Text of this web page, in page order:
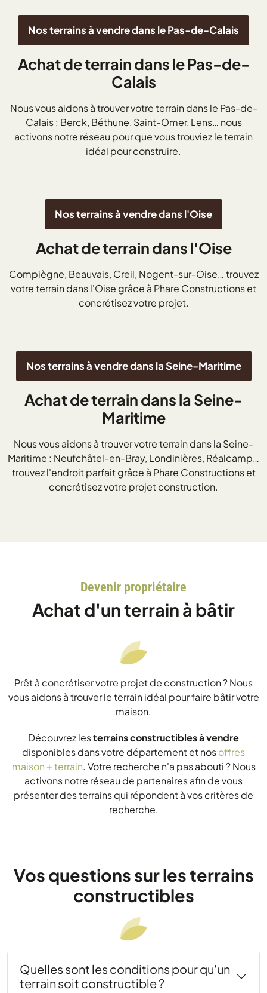
Achat de terrain dans le Pas-de-
Calais
Nous vous aidons à trouver votre terrain dans le Pas-de-
Calais : Berck, Béthune, Saint-Omer, Lens… nous
activons notre réseau pour que vous trouviez le terrain
idéal pour construire.
Nos terrains à vendre dans le Pas-de-Calais
Achat de terrain dans l'Oise
Compiègne, Beauvais, Creil, Nogent-sur-Oise… trouvez
votre terrain dans l'Oise grâce à Phare Constructions et
concrétisez votre projet.
Nos terrains à vendre dans l'Oise
Achat de terrain dans la Seine-
Maritime
Nous vous aidons à trouver votre terrain dans la Seine-
Maritime : Neufchâtel-en-Bray, Londinières, Réalcamp…
trouvez l'endroit parfait grâce à Phare Constructions et
concrétisez votre projet construction.
Nos terrains à vendre dans la Seine-Maritime
Devenir propriétaire
Achat d'un terrain à bâtir
Prêt à concrétiser votre projet de construction ? Nous
vous aidons à trouver le terrain idéal pour faire bâtir votre
maison.
Découvrez lesterrains constructibles à vendre
disponibles dans votre département et nosoffres
maison + terrain. Votre recherche n'a pas abouti ? Nous
activons notre réseau de partenaires afin de vous
présenter des terrains qui répondent à vos critères de
recherche.
Vos questions sur les terrains
constructibles
Quelles sont les conditions pour qu'un
terrain soit constructible ?